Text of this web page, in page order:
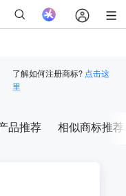
了解如何注册商标? 点击这
里
品推荐 相似商标推荐